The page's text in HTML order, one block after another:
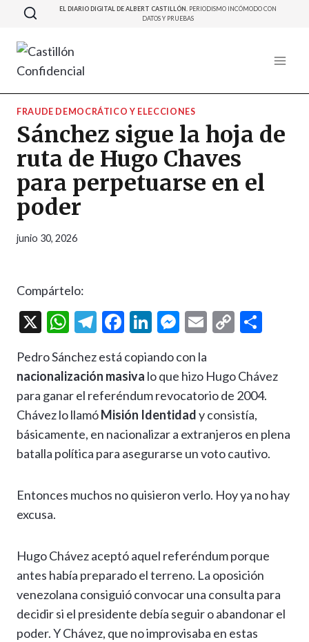
Saltar
contenido
EL DIARIO DIGITAL DE ALBERT CASTILLÓN. PERIODISMO INCÓMODO CON
DATOS Y PRUEBAS
FRAUDE DEMOCRÁTICO Y ELECCIONES
Sánchez sigue la hoja de
ruta de Hugo Chaves
para perpetuarse en el
poder
junio 30, 2026
Compártelo:
X
W
at
s
A
p
p
T
e
gr
a
m
F
e
b
o
o
k
Li
ke
dI
n
M
se
n
g
er
E
ai
l
C
p
y
Li
n
k
p
ti
r
Pedro Sánchez está copiando con la
nacionalización masiva lo que hizo Hugo Chávez
para ganar el referéndum revocatorio de 2004.
Chávez lo llamóMisión Identidady consistía,
básicamente, en nacionalizar a extranjeros en plena
batalla política para asegurarse un voto cautivo.
Entonces muchos no quisieron verlo. Hoy ya no hay
excusa.
Hugo Chávez aceptó aquel referéndum porque
antes había preparado el terreno. La oposición
venezolana consiguió convocar una consulta para
decidir si el presidente debía seguir o abandonar el
poder. Y Chávez, que no improvisaba en estas